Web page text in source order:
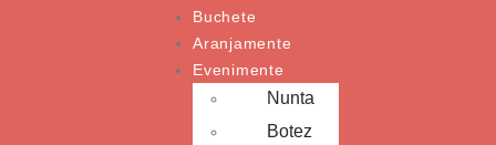
Buchete
Aranjamente
Evenimente
Nunta
Botez